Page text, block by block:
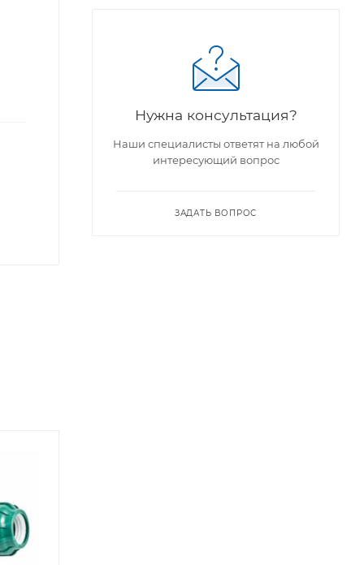
Нужна консультация?
Наши специалисты ответят на любой
интересующий вопрос
ЗАДАТЬ ВОПРОС